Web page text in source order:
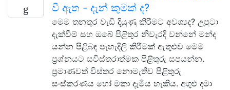
වී ඇත - දැන් කුමක් ද?
මෙම තනතුර වැඩි දියුණු කිරීමට අවශ්‍යද? උපුටා
දැක්වීම් සහ ඔබේ පිළිතුර නිවැරදි වන්නේ මන්ද
යන්න පිළිබඳ පැහැදිලි කිරීමක් ඇතුළුව මෙම
ප්‍රශ්නයට සවිස්තරාත්මක පිළිතුරු සපයන්න.
ප්‍රමාණවත් විස්තර නොමැතිව පිළිතුරු
සංස්කරණය හෝ මකා දැමිය හැකිය. අගුළු දමා